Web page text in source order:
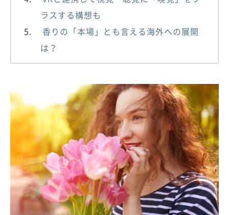
ラスする構想も
香りの「本場」とも言える海外への展開
は？